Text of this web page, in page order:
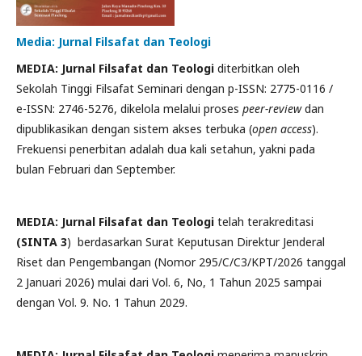
Media: Jurnal Filsafat dan Teologi
MEDIA: Jurnal Filsafat dan Teologi diterbitkan oleh
Sekolah Tinggi Filsafat Seminari dengan p-ISSN: 2775-0116 /
e-ISSN: 2746-5276, dikelola melalui proses peer-reviewdan
dipublikasikan dengan sistem akses terbuka (open access).
Frekuensi penerbitan adalah dua kali setahun, yakni pada
bulan Februari dan September.
MEDIA: Jurnal Filsafat dan Teologi telah terakreditasi
(SINTA 3) berdasarkan Surat Keputusan Direktur Jenderal
Riset dan Pengembangan (Nomor 295/C/C3/KPT/2026 tanggal
2 Januari 2026) mulai dari Vol. 6, No, 1 Tahun 2025 sampai
dengan Vol. 9. No. 1 Tahun 2029.